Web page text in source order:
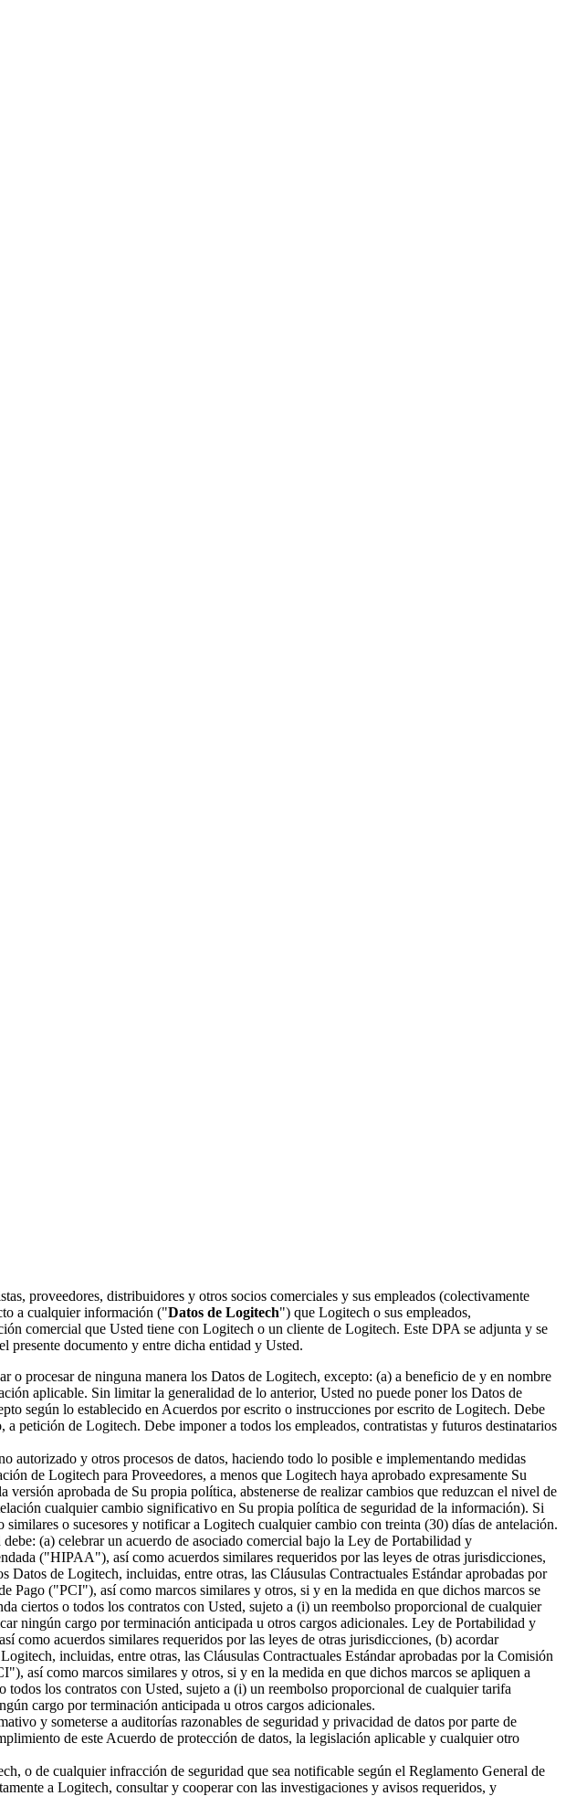
proveedores, distribuidores y otros socios comerciales y sus empleados (colectivamente
a cualquier información ("Datos de Logitech") que Logitech o sus empleados,
comercial que Usted tiene con Logitech o un cliente de Logitech. Este DPA se adjunta y se
presente documento y entre dicha entidad y Usted.
o procesar de ninguna manera los Datos de Logitech, excepto: (a) a beneficio de y en nombre
aplicable. Sin limitar la generalidad de lo anterior, Usted no puede poner los Datos de
según lo establecido en Acuerdos por escrito o instrucciones por escrito de Logitech. Debe
de Logitech. Debe imponer a todos los empleados, contratistas y futuros destinatarios
autorizado y otros procesos de datos, haciendo todo lo posible e implementando medidas
de Logitech para Proveedores, a menos que Logitech haya aprobado expresamente Su
aprobada de Su propia política, abstenerse de realizar cambios que reduzcan el nivel de
cualquier cambio significativo en Su propia política de seguridad de la información). Si
o sucesores y notificar a Logitech cualquier cambio con treinta (30) días de antelación.
(a) celebrar un acuerdo de asociado comercial bajo la Ley de Portabilidad y
("HIPAA"), así como acuerdos similares requeridos por las leyes de otras jurisdicciones,
de Logitech, incluidas, entre otras, las Cláusulas Contractuales Estándar aprobadas por
Pago ("PCI"), así como marcos similares y otros, si y en la medida en que dichos marcos se
ciertos o todos los contratos con Usted, sujeto a (i) un reembolso proporcional de cualquier
ningún cargo por terminación anticipada u otros cargos adicionales. Ley de Portabilidad y
como acuerdos similares requeridos por las leyes de otras jurisdicciones, (b) acordar
incluidas, entre otras, las Cláusulas Contractuales Estándar aprobadas por la Comisión
así como marcos similares y otros, si y en la medida en que dichos marcos se apliquen a
los contratos con Usted, sujeto a (i) un reembolso proporcional de cualquier tarifa
cargo por terminación anticipada u otros cargos adicionales.
y someterse a auditorías razonables de seguridad y privacidad de datos por parte de
de este Acuerdo de protección de datos, la legislación aplicable y cualquier otro
o de cualquier infracción de seguridad que sea notificable según el Reglamento General de
a Logitech, consultar y cooperar con las investigaciones y avisos requeridos, y